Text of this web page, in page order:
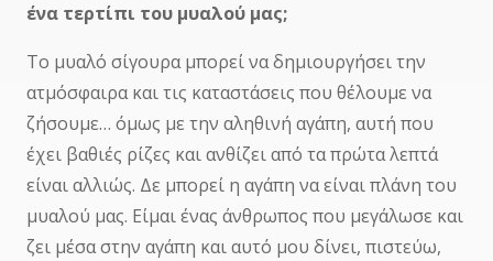
ένα τερτίπι του μυαλού μας;
Το μυαλό σίγουρα μπορεί να δημιουργήσει την
ατμόσφαιρα και τις καταστάσεις που θέλουμε να
ζήσουμε… όμως με την αληθινή αγάπη, αυτή που
έχει βαθιές ρίζες και ανθίζει από τα πρώτα λεπτά
είναι αλλιώς. Δε μπορεί η αγάπη να είναι πλάνη του
μυαλού μας. Είμαι ένας άνθρωπος που μεγάλωσε και
ζει μέσα στην αγάπη και αυτό μου δίνει, πιστεύω,